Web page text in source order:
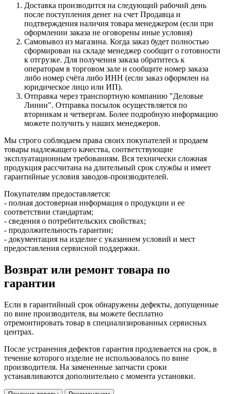
Доставка производится на следующий рабочий день
после поступления денег на счет Продавца и
подтверждения наличия товара менеджером (если при
оформлении заказа не оговорены иные условия)
Самовывоз из магазина. Когда заказ будет полностью
сформирован на складе менеджер сообщит о готовности
к отгрузке. Для получения заказа обратитесь к
операторам в торговом зале и сообщите номер заказа
либо номер счёта либо ИНН (если заказ оформлен на
юридическое лицо или ИП).
Отправка через транспортную компанию "Деловые
Линии". Отправка посылок осуществляется по
вторникам и четвергам. Более подробную информацию
можете получить у наших менеджеров.
Мы строго соблюдаем права своих покупателей и продаем
товары надлежащего качества, соответствующие
эксплуатационным требованиям. Вся технически сложная
продукция рассчитана на длительный срок службы и имеет
гарантийные условия заводов-производителей.
Покупателям предоставляется:
- полная достоверная информация о продукции и ее
соответствии стандартам;
- сведения о потребительских свойствах;
- продолжительность гарантии;
- документация на изделие с указанием условий и мест
предоставления сервисной поддержки.
Возврат или ремонт товара по
гарантии
Если в гарантийный срок обнаружены дефекты, допущенные
по вине производителя, вы можете бесплатно
отремонтировать товар в специализированных сервисных
центрах.
После устранения дефектов гарантия продлевается на срок, в
течение которого изделие не использовалось по вине
производителя. На замененные запчасти сроки
устанавливаются дополнительно с момента установки.